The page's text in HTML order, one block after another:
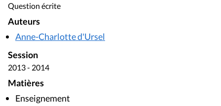
Question écrite
Auteurs
Anne-Charlotte d'Ursel
Session
2013 - 2014
Matières
Enseignement